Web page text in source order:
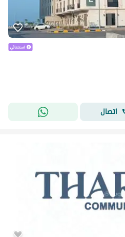
اتصال